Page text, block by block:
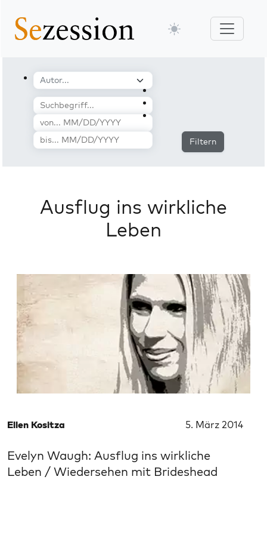
Filtern
Ausflug ins wirkliche
Leben
Ellen Kositza 5. März 2014
Evelyn Waugh: Ausflug ins wirkliche
Leben / Wiedersehen mit Brideshead